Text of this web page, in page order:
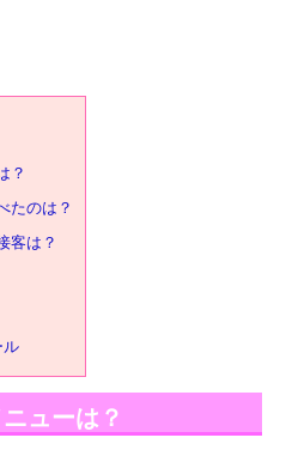
？
たのは？
客は？
ル
ューは？